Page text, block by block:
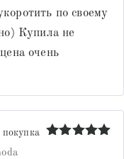
по своему
Купила не
очень